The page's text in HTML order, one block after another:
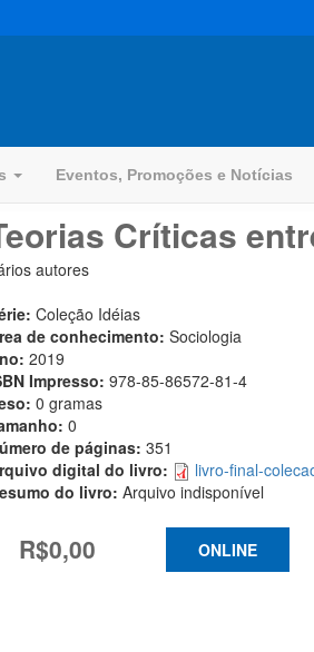
Eventos, Promoções e Notícias
Críticas
autores
Coleção Idéias
de conhecimento: Sociologia
2019
Impresso: 978-85-86572-81-4
0 gramas
0
de páginas: 351
digital do livro:
livro-final-
do livro: Arquivo indisponível
R$0,00 ONLINE